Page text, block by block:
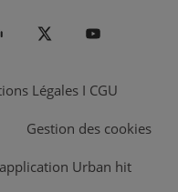
Légales I CGU
Gestion des cookies
Urban hit